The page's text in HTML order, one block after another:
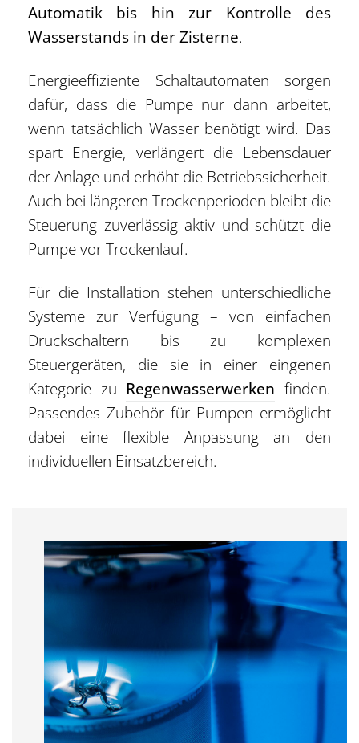
Automatik bis hin zur Kontrolle des
Wasserstands in der Zisterne.
Energieeffiziente Schaltautomaten sorgen
dafür, dass die Pumpe nur dann arbeitet,
wenn tatsächlich Wasser benötigt wird. Das
spart Energie, verlängert die Lebensdauer
der Anlage und erhöht die Betriebssicherheit.
Auch bei längeren Trockenperioden bleibt die
Steuerung zuverlässig aktiv und schützt die
Pumpe vor Trockenlauf.
Für die Installation stehen unterschiedliche
Systeme zur Verfügung – von einfachen
Druckschaltern bis zu komplexen
Steuergeräten, die sie in einer eingenen
Kategorie zu Regenwasserwerken finden.
Passendes Zubehör für Pumpen ermöglicht
dabei eine flexible Anpassung an den
individuellen Einsatzbereich.